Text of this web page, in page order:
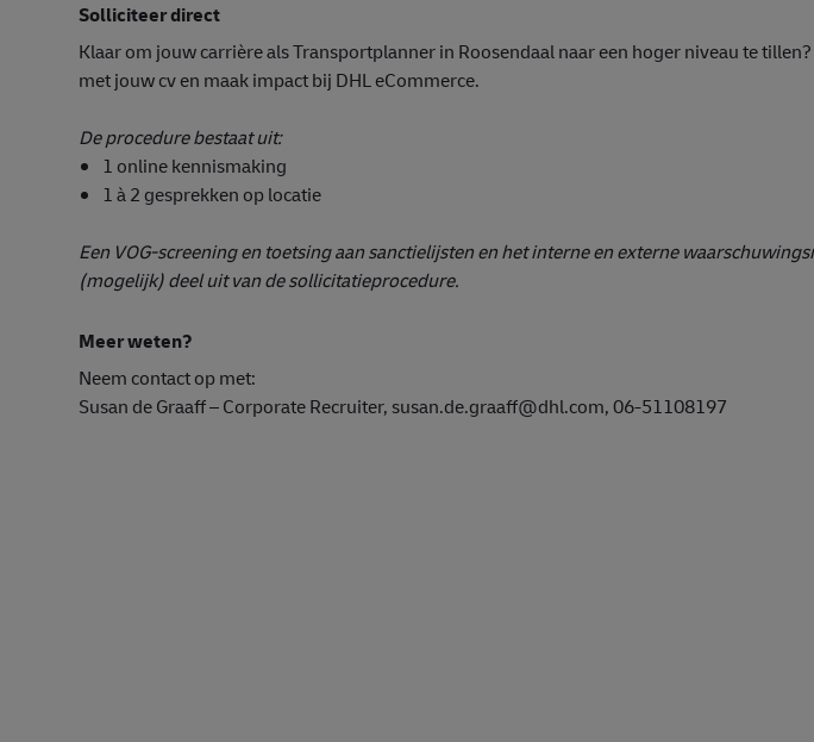
Solliciteer direct
Klaar om jouw carrière als Transportplanner in Roosendaal naar een hoger niveau te
met jouw cv en maak impact bij DHL eCommerce.
De procedure bestaat uit:
1 online kennismaking
1 à 2 gesprekken op locatie
Een VOG-screening en toetsing aan sanctielijsten en het interne en externe
(mogelijk) deel uit van de sollicitatieprocedure.
Meer weten?
Neem contact op met:
Susan de Graaff – Corporate Recruiter, susan.de.graaff@dhl.com, 06-51108197